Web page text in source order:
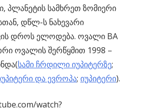
პლანეტის სამხრეთ ზომიერი
დწლ-ს ნახევარი
დროს ელოდება. ოვალი BA
ოვალის შერწყმით 1998 –
სამი ჩრდილი იუპიტერზე;
და ევროპა; იუპიტერი).
watch?